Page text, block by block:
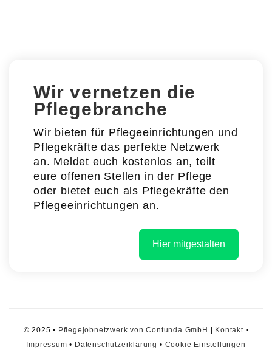
Wir vernetzen die
Pflegebranche
Wir bieten für Pflegeeinrichtungen und
Pflegekräfte das perfekte Netzwerk
an. Meldet euch kostenlos an, teilt
eure offenen Stellen in der Pflege
oder bietet euch als Pflegekräfte den
Pflegeeinrichtungen an.
Hier mitgestalten
© 2025 • Pflegejobnetzwerk von Contunda GmbH Kontakt•
Impressum • Datenschutzerklärung • Cookie Einstellungen